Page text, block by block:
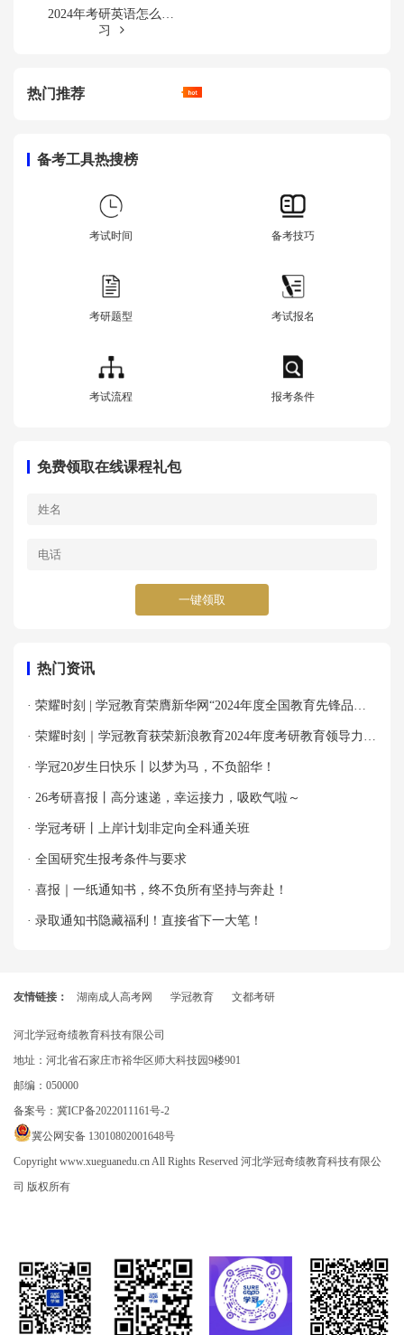
2024年考研英语怎么复
习
热门推荐
备考工具热搜榜
考试时间 备考技巧
考研题型 考试报名
考试流程 报考条件
免费领取在线课程礼包
一键领取
热门资讯
· 荣耀时刻 | 学冠教育荣膺新华网“2024年度全国教育先锋品牌
优秀案例”殊荣！
· 荣耀时刻｜学冠教育获荣新浪教育2024年度考研教育领导力品
牌！
· 学冠20岁生日快乐丨以梦为马，不负韶华！
· 26考研喜报丨高分速递，幸运接力，吸欧气啦～
· 学冠考研丨上岸计划非定向全科通关班
· 全国研究生报考条件与要求
· 喜报｜一纸通知书，终不负所有坚持与奔赴！
· 录取通知书隐藏福利！直接省下一大笔！
友情链接： 湖南成人高考网 学冠教育 文都考研
河北学冠奇绩教育科技有限公司
地址：河北省石家庄市裕华区师大科技园9楼901
邮编：050000
备案号： 冀ICP备2022011161号-2
冀公网安备 13010802001648号
Copyright www.xueguanedu.cn All Rights Reserved 河北学冠奇绩教育科技有限公
司 版权所有